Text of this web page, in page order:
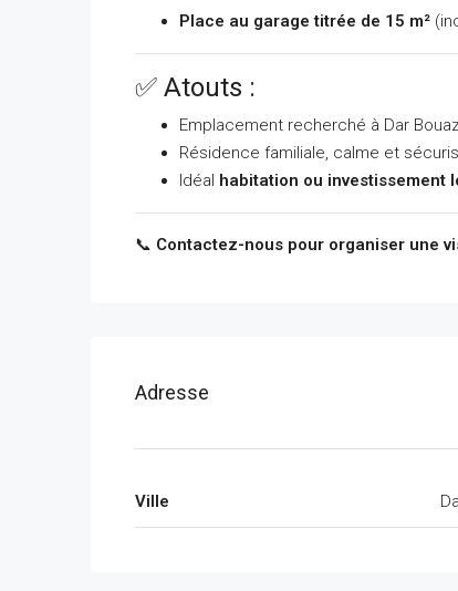
Place au garage titrée de 15 m²
✅ Atouts :
Emplacement recherché à Dar
Résidence familiale, calme et
Idéal habitation ou investissement
📞 Contactez-nous pour organiser une
Adresse
Ville